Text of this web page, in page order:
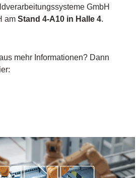
GmbH
am Stand 4-A10 in Halle 4.
mehr Informationen? Dann